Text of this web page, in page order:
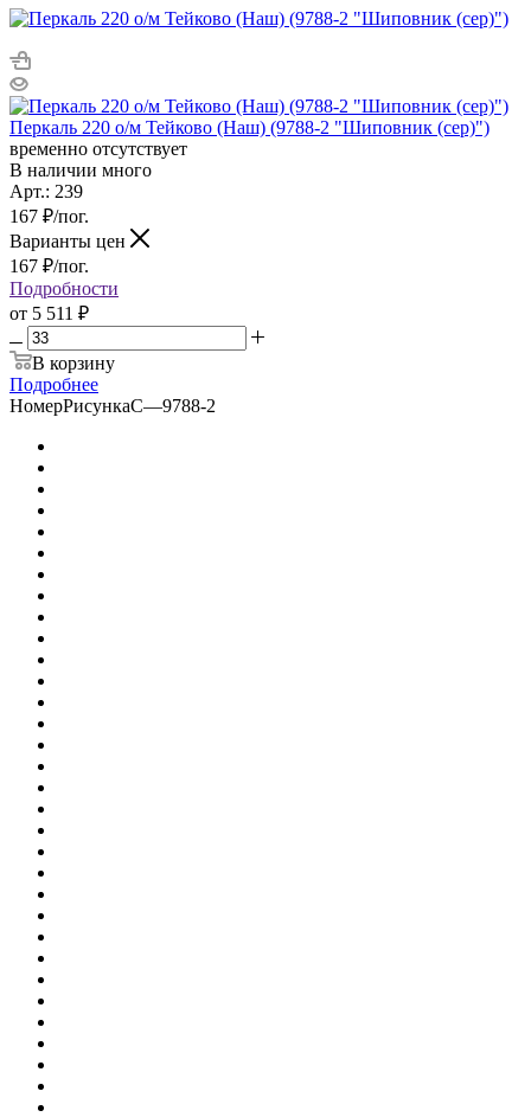
Перкаль 220 о/м Тейково (Наш) (9788-2 "Шиповник (сер)")
временно отсутствует
В наличии много
Арт.: 239
167 ₽/пог.
Варианты цен
167 ₽/пог.
Подробности
от 5 511 ₽
В корзину
Подробнее
НомерРисункаС—9788-2